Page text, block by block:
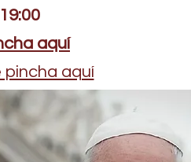
aquí
pincha aquí